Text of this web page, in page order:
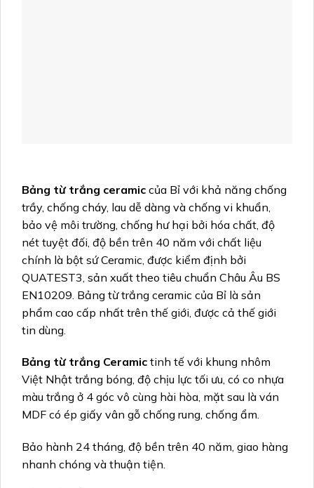
Bảng từ trắng ceramic của Bỉ với khả năng chống
trầy, chống cháy, lau dễ dàng và chống vi khuẩn,
bảo vệ môi trường, chống hư hại bởi hóa chất, độ
nét tuyệt đối, độ bền trên 40 năm với chất liệu
chính là bột sứ Ceramic, được kiểm định bởi
QUATEST3, sản xuất theo tiêu chuẩn Châu Âu BS
EN10209. Bảng từ trắng ceramic của Bỉ là sản
phẩm cao cấp nhất trên thế giới, được cả thế giới
tin dùng.
Bảng từ trắng Ceramic tinh tế với khung nhôm
Việt Nhật trắng bóng, độ chịu lực tối ưu, có co nhựa
màu trắng ở 4 góc vô cùng hài hòa, mặt sau là ván
MDF có ép giấy vân gỗ chống rung, chống ẩm.
Bảo hành 24 tháng, độ bền trên 40 năm, giao hàng
nhanh chóng và thuận tiện.